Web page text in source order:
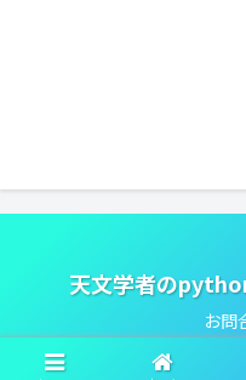
天文学者の
お問
© 2020 天文学者の